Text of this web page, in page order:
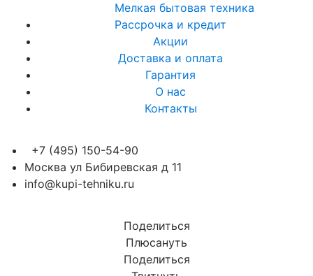
Мелкая бытовая техника
Рассрочка и кредит
Акции
Доставка и оплата
Гарантия
О нас
Контакты
+7 (495) 150-54-90
Москва ул Бибиревская д 11
info@kupi-tehniku.ru
Поделиться
Плюсануть
Поделиться